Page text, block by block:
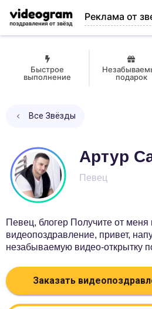
Реклама от
Быстрое
выполнение
подарок
Все Звёзды
Артур
Певец
Певец, блогер Получите от меня
видеопоздравление, привет,
незабываемую видео-открытку
Заказать